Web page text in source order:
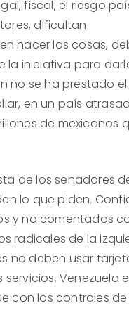
fiscal, el riesgo
dificultan
hacer las cosas,
la iniciativa para
no se ha prestado el
en un país
de mexicanos
de los senadores
lo que piden.
y no comentados
radicales de la
no deben usar
servicios, Venezuela
con los controles de